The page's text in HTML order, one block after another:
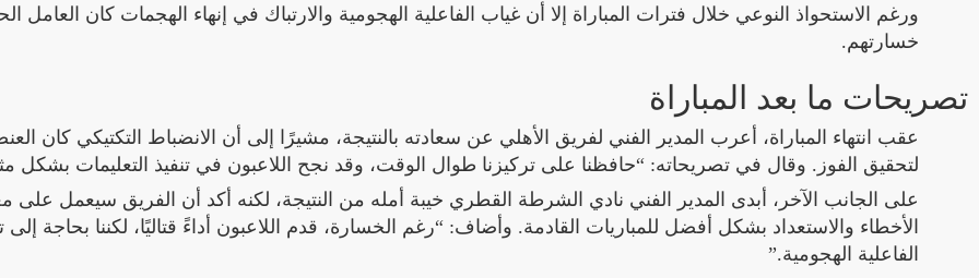
ورغم الاستحواذ النوعي خلال فترات المباراة إلا أن غياب الفاعلية الهجومية والارتباك في إنهاء الهجمات كان العامل
خسارتهم.
تصريحات ما بعد المباراة
عقب انتهاء المباراة، أعرب المدير الفني لفريق الأهلي عن سعادته بالنتيجة، مشيرًا إلى أن الانضباط التكتيكي كان
لتحقيق الفوز. وقال في تصريحاته: “حافظنا على تركيزنا طوال الوقت، وقد نجح اللاعبون في تنفيذ التعليمات بشكل
على الجانب الآخر، أبدى المدير الفني نادي الشرطة القطري خيبة أمله من النتيجة، لكنه أكد أن الفريق سيعمل على
الأخطاء والاستعداد بشكل أفضل للمباريات القادمة. وأضاف: “رغم الخسارة، قدم اللاعبون أداءً قتاليًا، لكننا بحاجة
الفاعلية الهجومية.”